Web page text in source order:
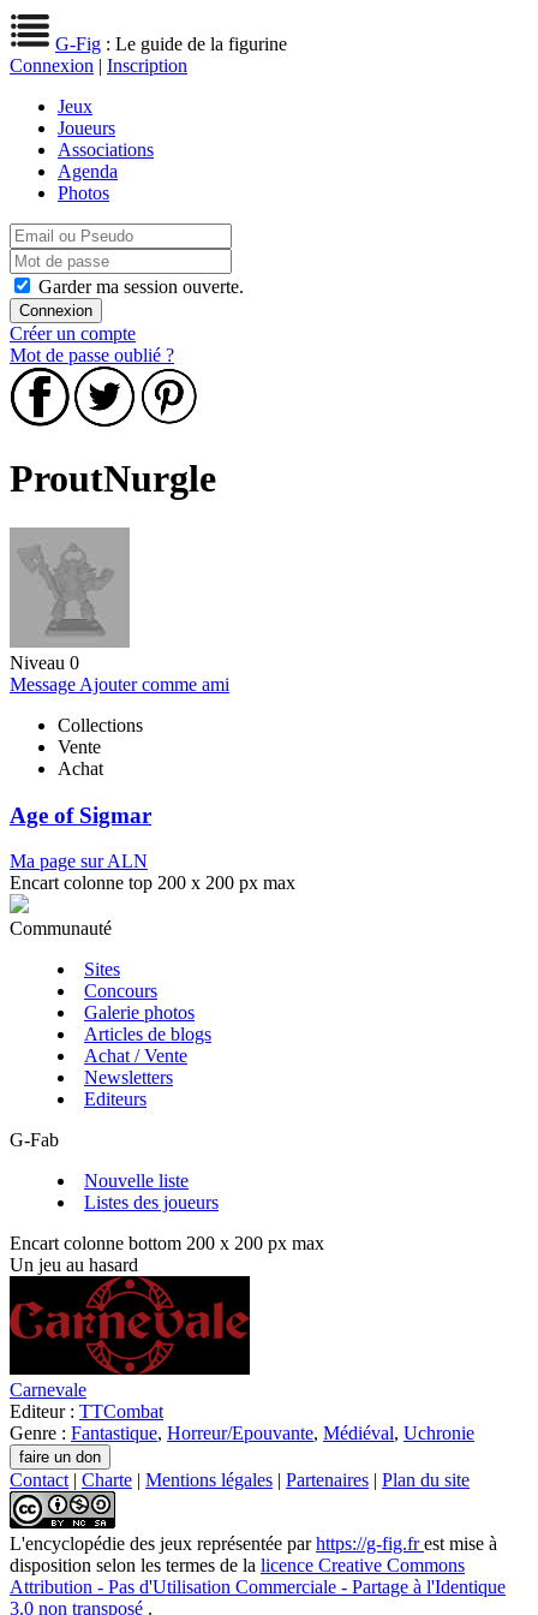
G-Fig : Le guide de la figurine
Connexion | Inscription
Jeux
Joueurs
Associations
Agenda
Photos
Garder ma session ouverte.
Créer un compte
Mot de passe oublié ?
ProutNurgle
Niveau 0
Message Ajouter comme ami
Collections
Vente
Achat
Age of Sigmar
Ma page sur ALN
Encart colonne top 200 x 200 px max
Communauté
Sites
Concours
Galerie photos
Articles de blogs
Achat / Vente
Newsletters
Editeurs
G-Fab
Nouvelle liste
Listes des joueurs
Encart colonne bottom 200 x 200 px max
Un jeu au hasard
Carnevale
Editeur : TTCombat
Genre : Fantastique, Horreur/Epouvante, Médiéval, Uchronie
Contact | Charte | Mentions légales | Partenaires | Plan du site
L'encyclopédie des jeux représentée parhttps://g-fig.frest mise à
disposition selon les termes de la licence Creative Commons
Attribution - Pas d'Utilisation Commerciale - Partage à l'Identique
3.0 non transposé .